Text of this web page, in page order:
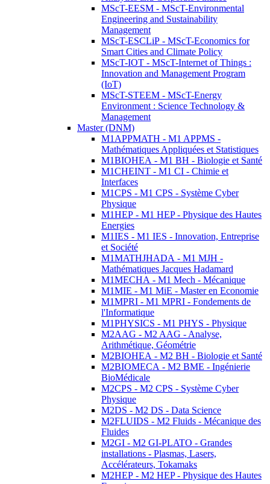
MScT-EESM - MScT-Environmental
Engineering and Sustainability
Management
MScT-ESCLiP - MScT-Economics for
Smart Cities and Climate Policy
MScT-IOT - MScT-Internet of Things :
Innovation and Management Program
(IoT)
MScT-STEEM - MScT-Energy
Environment : Science Technology &
Management
Master (DNM)
M1APPMATH - M1 APPMS -
Mathématiques Appliquées et Statistiques
M1BIOHEA - M1 BH - Biologie et Santé
M1CHEINT - M1 CI - Chimie et
Interfaces
M1CPS - M1 CPS - Système Cyber
Physique
M1HEP - M1 HEP - Physique des Hautes
Energies
M1IES - M1 IES - Innovation, Entreprise
et Société
M1MATHJHADA - M1 MJH -
Mathématiques Jacques Hadamard
M1MECHA - M1 Mech - Mécanique
M1MIE - M1 MiE - Master en Economie
M1MPRI - M1 MPRI - Fondements de
l'Informatique
M1PHYSICS - M1 PHYS - Physique
M2AAG - M2 AAG - Analyse,
Arithmétique, Géométrie
M2BIOHEA - M2 BH - Biologie et Santé
M2BIOMECA - M2 BME - Ingénierie
BioMédicale
M2CPS - M2 CPS - Système Cyber
Physique
M2DS - M2 DS - Data Science
M2FLUIDS - M2 Fluids - Mécanique des
Fluides
M2GI - M2 GI-PLATO - Grandes
installations - Plasmas, Lasers,
Accélérateurs, Tokamaks
M2HEP - M2 HEP - Physique des Hautes